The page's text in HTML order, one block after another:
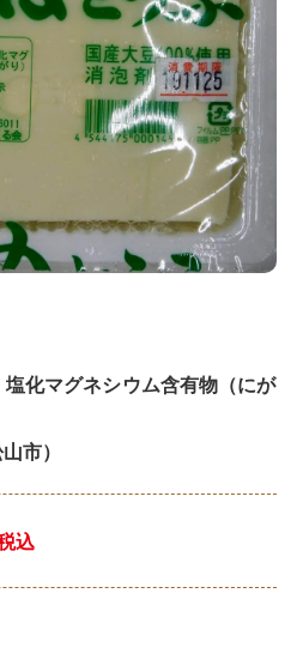
化マグネシウム含有物（にが
市）
込